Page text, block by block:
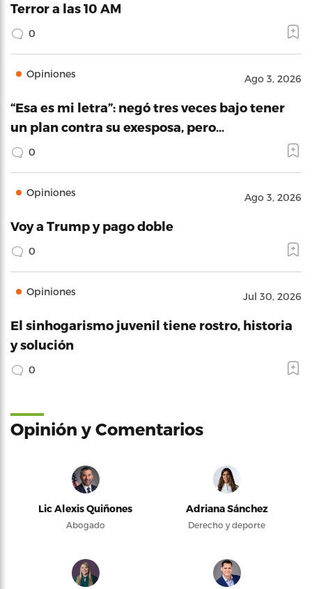
Terror a las 10 AM
0
Opiniones Ago 3, 2026
“Esa es mi letra”: negó tres veces bajo tener
un plan contra su exesposa, pero…
0
Opiniones Ago 3, 2026
Voy a Trump y pago doble
0
Opiniones Jul 30, 2026
El sinhogarismo juvenil tiene rostro, historia
y solución
0
Opinión y Comentarios
Lic Alexis Quiñones
Abogado
Adriana Sánchez
Derecho y deporte